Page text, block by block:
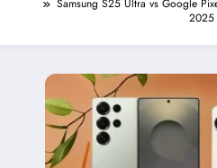
Samsung S25 Ultra vs Google
2025